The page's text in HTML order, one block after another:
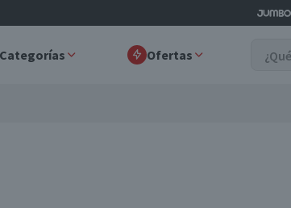
Categorías Ofertas